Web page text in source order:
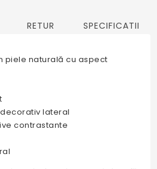
RETUR SPECIFICATII
piele naturală cu aspect
lateral
contrastante